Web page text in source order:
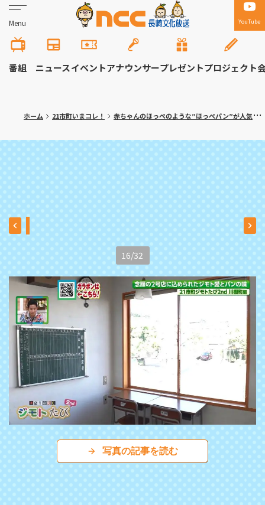
Menu YouTube
番組 ニュースイベントアナウンサープレゼントプロジェクト
ホーム 21市町いまコレ！ 赤ちゃんのほっぺのような”ほっぺパン”が人気！川棚町「cafe de PANCLUB（カフェ・ド・パンクラブ）」
16/32
写真の記事を読む